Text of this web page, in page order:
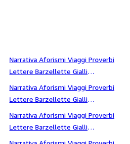
Fantascienza sensibilità
Narrativa Aforismi Viaggi Proverbi
Lettere Barzellette Gialli
Fantascienza senza ritorno
Narrativa Aforismi Viaggi Proverbi
Lettere Barzellette Gialli
Fantascienza serenata
Narrativa Aforismi Viaggi Proverbi
Lettere Barzellette Gialli
Fantascienza sette principesse